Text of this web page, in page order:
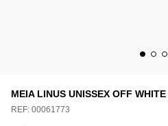
MEIA LINUS UNISSEX OFF WHITE
REF: 00061773